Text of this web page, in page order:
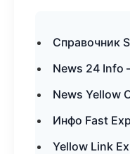
Справочник
News 24
News Yellow
Инфо Fast
Yellow Link